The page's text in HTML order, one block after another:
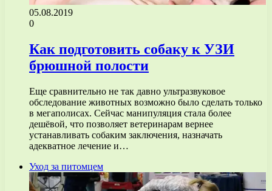
05.08.2019
0
Как подготовить собаку к УЗИ
брюшной полости
Еще сравнительно не так давно ультразвуковое
обследование животных возможно было сделать только
в мегаполисах. Сейчас манипуляция стала более
дешёвой, что позволяет ветеринарам вернее
устанавливать собаким заключения, назначать
адекватное лечение и…
Уход за питомцем